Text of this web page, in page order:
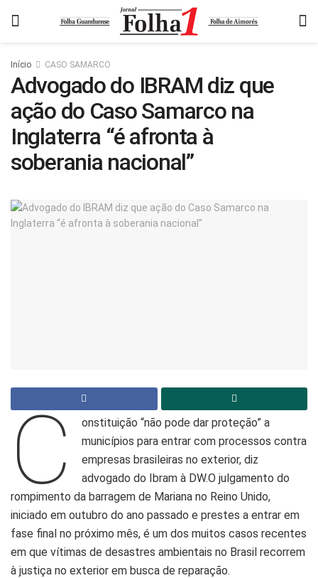
Início CASO SAMARCO
Advogado do IBRAM diz que
ação do Caso Samarco na
Inglaterra “é afronta à
soberania nacional”
C
onstituição “não pode dar proteção” a
municípios para entrar com processos contra
empresas brasileiras no exterior, diz
advogado do Ibram à DW.O julgamento do
rompimento da barragem de Mariana no Reino Unido,
iniciado em outubro do ano passado e prestes a entrar em
fase final no próximo mês, é um dos muitos casos recentes
em que vítimas de desastres ambientais no Brasil recorrem
à justiça no exterior em busca de reparação.